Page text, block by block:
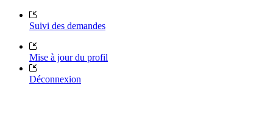
Suivi des demandes
Mise à jour du profil
Déconnexion